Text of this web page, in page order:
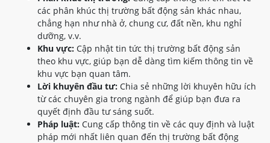
các phân khúc thị trường bất động sản khác nhau,
chẳng hạn như nhà ở, chung cư, đất nền, khu nghỉ
dưỡng, v.v.
Khu vực: Cập nhật tin tức thị trường bất động sản
theo khu vực, giúp bạn dễ dàng tìm kiếm thông tin về
khu vực bạn quan tâm.
Lời khuyên đầu tư: Chia sẻ những lời khuyên hữu ích
từ các chuyên gia trong ngành để giúp bạn đưa ra
quyết định đầu tư sáng suốt.
Pháp luật: Cung cấp thông tin về các quy định và luật
pháp mới nhất liên quan đến thị trường bất động